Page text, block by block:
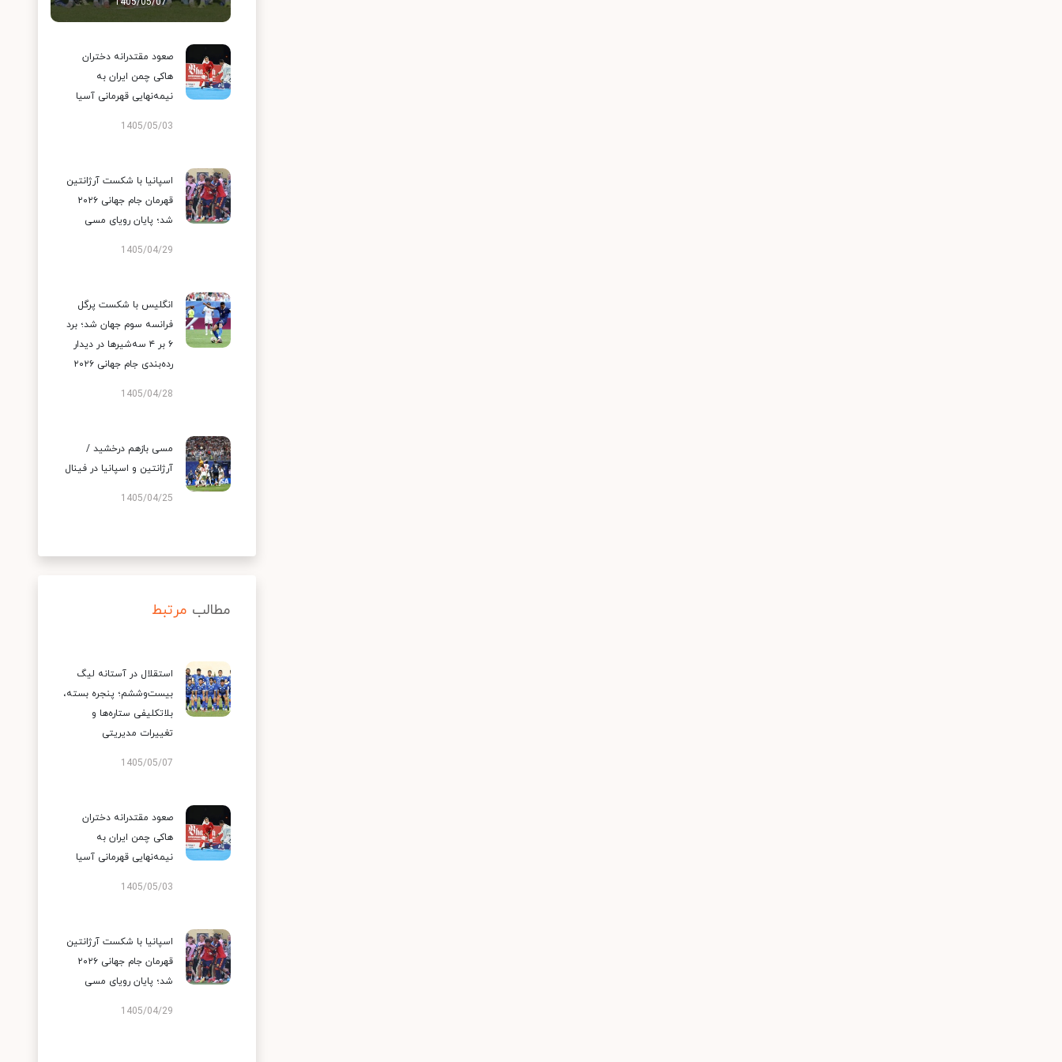
صعود مقتدرانه دختران
هاکی چمن ایران به
نیمه‌نهایی قهرمانی آسیا
1405/05/03
اسپانیا با شکست آرژانتین
قهرمان جام جهانی ۲۰۲۶
شد؛ پایان رویای مسی
1405/04/29
انگلیس با شکست پرگل
فرانسه سوم جهان شد؛ برد
۶ بر ۴ سه‌شیرها در دیدار
رده‌بندی جام جهانی ۲۰۲۶
1405/04/28
مسی بازهم درخشید /
آرژانتین و اسپانیا در فینال
1405/04/25
مطالب مرتبط
استقلال در آستانه لیگ
بیست‌وششم؛ پنجره بسته،
بلاتکلیفی ستاره‌ها و
تغییرات مدیریتی
1405/05/07
صعود مقتدرانه دختران
هاکی چمن ایران به
نیمه‌نهایی قهرمانی آسیا
1405/05/03
اسپانیا با شکست آرژانتین
قهرمان جام جهانی ۲۰۲۶
شد؛ پایان رویای مسی
1405/04/29